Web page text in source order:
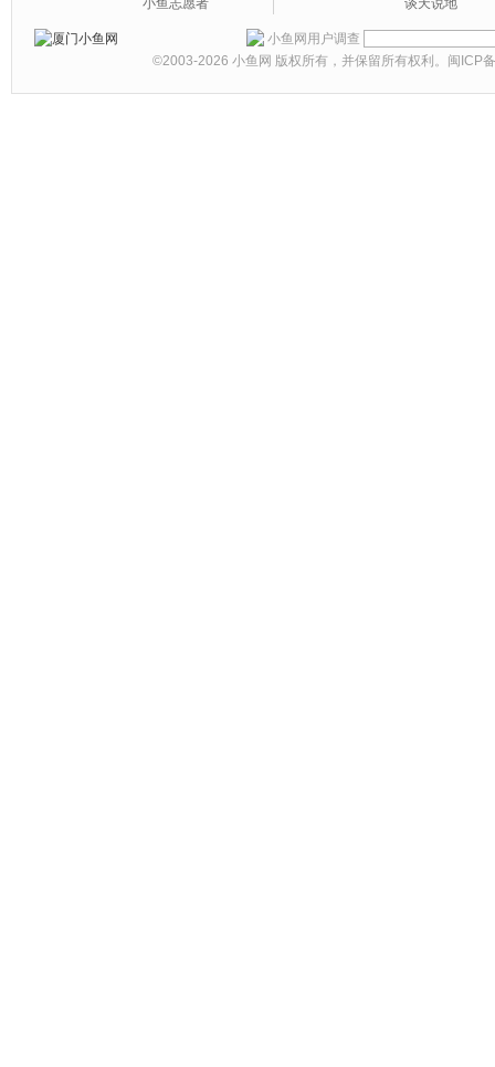
小鱼志愿者 谈天说地
小鱼网用户调查
©2003-2026 小鱼网 版权所有，并保留所有权利。 闽ICP